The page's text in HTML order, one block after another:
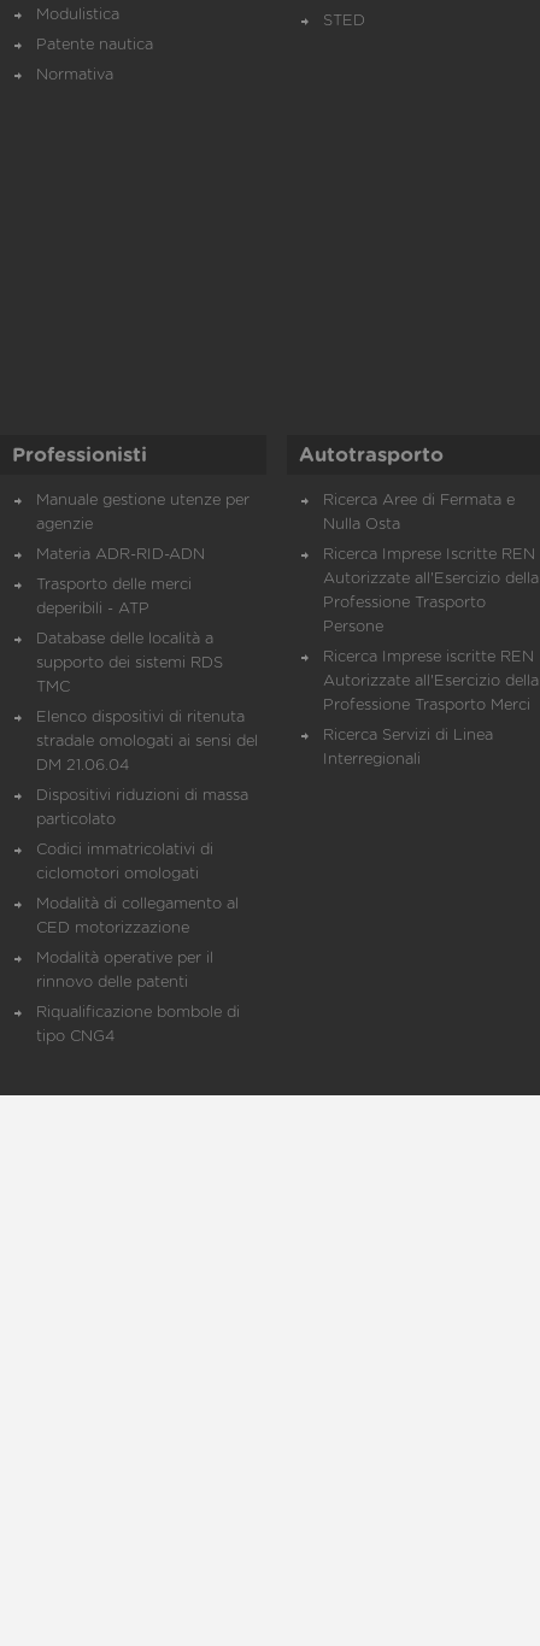
Modulistica
Patente nautica
Normativa
STED
Professionisti
Manuale gestione utenze per
agenzie
Materia ADR-RID-ADN
Trasporto delle merci
deperibili - ATP
Database delle località a
supporto dei sistemi RDS
TMC
Elenco dispositivi di ritenuta
stradale omologati ai sensi del
DM 21.06.04
Dispositivi riduzioni di massa
particolato
Codici immatricolativi di
ciclomotori omologati
Modalità di collegamento al
CED motorizzazione
Modalità operative per il
rinnovo delle patenti
Riqualificazione bombole di
tipo CNG4
Autotrasporto
Ricerca Aree di Fermata e
Nulla Osta
Ricerca Imprese Iscritte REN
Autorizzate all'Esercizio della
Professione Trasporto
Persone
Ricerca Imprese iscritte REN
Autorizzate all'Esercizio della
Professione Trasporto Merci
Ricerca Servizi di Linea
Interregionali